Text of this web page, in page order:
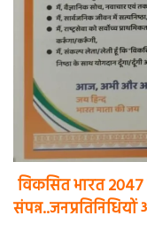
विकसित भारत